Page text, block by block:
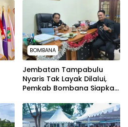
BOMBANA
Jembatan Tampabulu
Nyaris Tak Layak Dilalui,
Pemkab Bombana Siapkan